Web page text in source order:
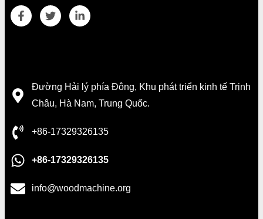
Đường Hải lý phía Đông, Khu phát triển kinh tế Trịnh
Châu, Hà Nam, Trung Quốc.
+86-17329326135
+86-17329326135
info@woodmachine.org
Email